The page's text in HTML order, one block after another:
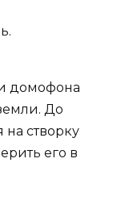
домофона
До
на створку
его в